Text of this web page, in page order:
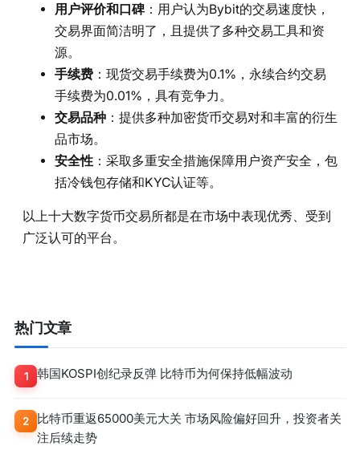
用户评价和口碑：用户认为Bybit的交易速度快，
交易界面简洁明了，且提供了多种交易工具和资
源。
手续费 ：现货交易手续费为0.1%，永续合约交易
手续费为0.01%，具有竞争力。
交易品种 ：提供多种加密货币交易对和丰富的衍生
品市场。
安全性 ：采取多重安全措施保障用户资产安全，包
括冷钱包存储和KYC认证等。
以上十大数字货币交易所都是在市场中表现优秀、受到
广泛认可的平台。
热门文章
1 韩国KOSPI创纪录反弹 比特币为何保持低幅波动
2
比特币重返65000美元大关 市场风险偏好回升，投资者关
注后续走势